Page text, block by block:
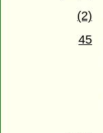
(2)
45